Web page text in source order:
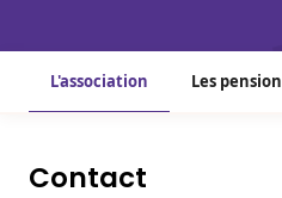
L'association Les
Contact